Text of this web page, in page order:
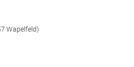
Wapelfeld)